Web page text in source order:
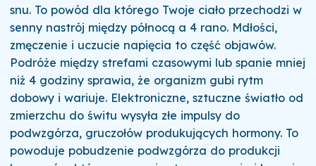
snu. To powód dla którego Twoje ciało przechodzi w
senny nastrój między północą a 4 rano. Mdłości,
zmęczenie i uczucie napięcia to część objawów.
Podróże między strefami czasowymi lub spanie mniej
niż 4 godziny sprawia, że organizm gubi rytm
dobowy i wariuje. Elektroniczne, sztuczne światło od
zmierzchu do świtu wysyła złe impulsy do
podwzgórza, gruczołów produkujących hormony. To
powoduje pobudzenie podwzgórza do produkcji